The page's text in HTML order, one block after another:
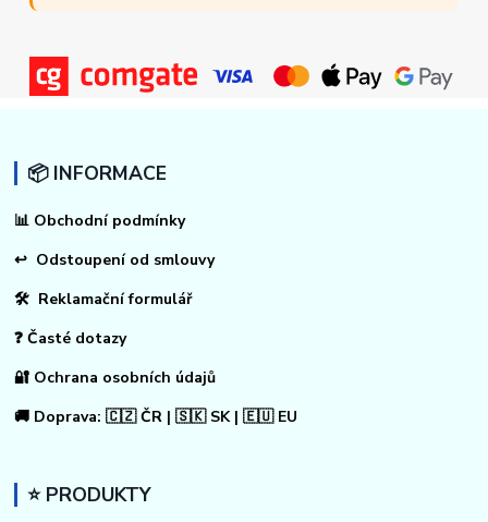
📦 INFORMACE
📊 Obchodní podmínky
↩ Odstoupení od smlouvy
🛠 Reklamační formulář
❓ Časté dotazy
🔐 Ochrana osobních údajů
🚚 Doprava: 🇨🇿 ČR | 🇸🇰 SK | 🇪🇺 EU
⭐ PRODUKTY